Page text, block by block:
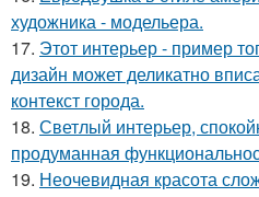
художника - модельера.
17. Этот интерьер - пример
дизайн может деликатно
контекст города.
18. Светлый интерьер,
продуманная
19. Неочевидная красота